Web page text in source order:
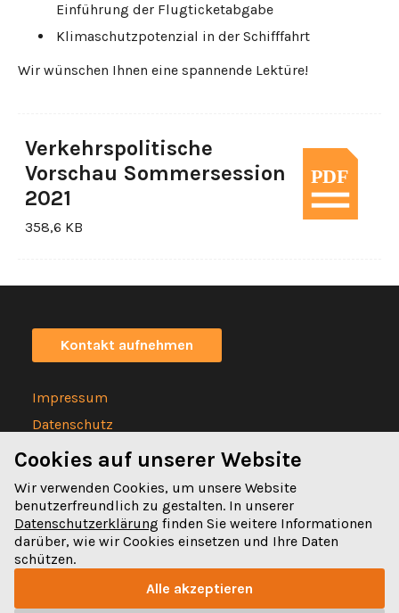
Einführung der Flugticketabgabe
Klimaschutzpotenzial in der Schifffahrt
Wir wünschen Ihnen eine spannende Lektüre!
Verkehrspolitische
Vorschau Sommersession
2021
358,6 KB
Kontakt aufnehmen
Impressum
Datenschutz
Statuten
Spitalgasse 32
Cookies auf unserer Website
Wir verwenden Cookies, um unsere Website
benutzerfreundlich zu gestalten. In unserer
Datenschutzerklärung finden Sie weitere Informationen
darüber, wie wir Cookies einsetzen und Ihre Daten
schützen.
Alle akzeptieren